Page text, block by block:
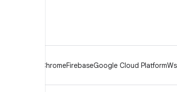
ChromeFirebaseGoogle Cloud Platform